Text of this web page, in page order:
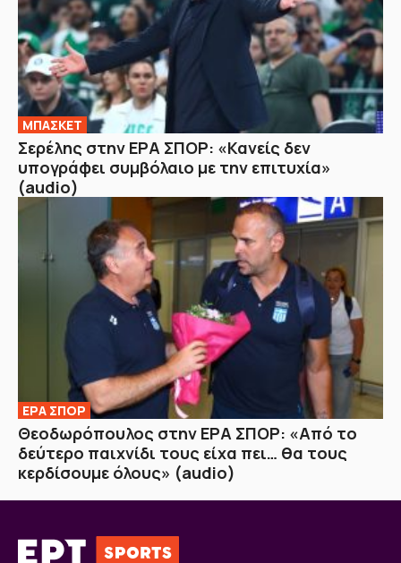
ΜΠΑΣΚΕΤ
Σερέλης στην ΕΡΑ ΣΠΟΡ: «Κανείς δεν
υπογράφει συμβόλαιο με την επιτυχία»
(audio)
ΕΡΑ ΣΠΟΡ
Θεοδωρόπουλος στην ΕΡΑ ΣΠΟΡ: «Από το
δεύτερο παιχνίδι τους είχα πει… θα τους
κερδίσουμε όλους» (audio)